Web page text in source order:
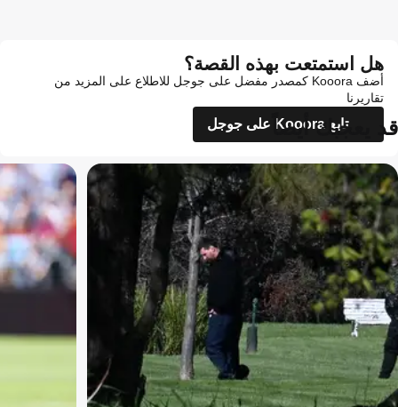
هل استمتعت بهذه القصة؟
أضف Kooora كمصدر مفضل على جوجل للاطلاع على المزيد من
تقاريرنا
تابع Kooora على جوجل
قد يعجبك أيضاً